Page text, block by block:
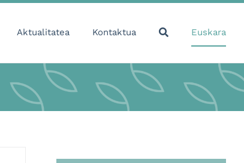
Aktualitatea Kontaktua Euskara